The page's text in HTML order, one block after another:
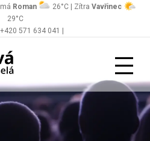
+420 571 634 041 |
Roman 26°C | Zítra Vavřinec
29°C